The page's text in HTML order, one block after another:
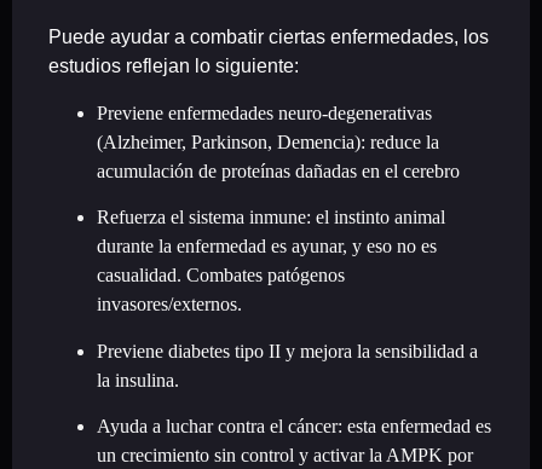
Puede ayudar a combatir ciertas enfermedades, los
estudios reflejan lo siguiente:
Previene enfermedades neuro-degenerativas
(Alzheimer, Parkinson, Demencia): reduce la
acumulación de proteínas dañadas en el cerebro
Refuerza el sistema inmune: el instinto animal
durante la enfermedad es ayunar, y eso no es
casualidad. Combates patógenos
invasores/externos.
Previene diabetes tipo II y mejora la sensibilidad a
la insulina.
Ayuda a luchar contra el cáncer: esta enfermedad es
un crecimiento sin control y activar la AMPK por